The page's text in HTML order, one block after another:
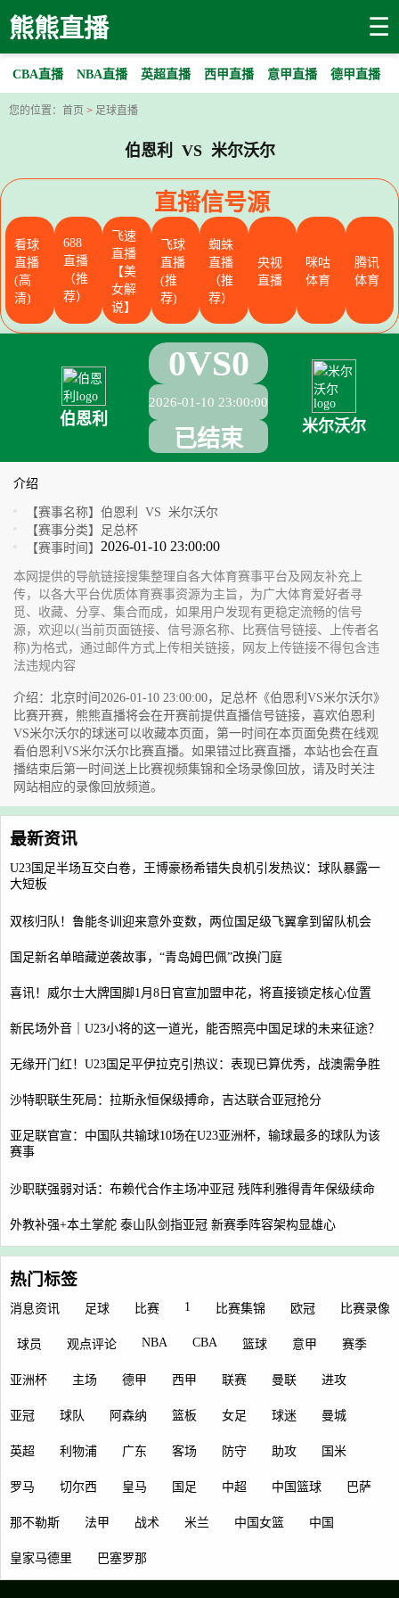
熊熊直播 ☰
CBA直播 NBA直播 英超直播 西甲直播 意甲直播 德甲直播
您的位置： 首页 > 足球直播
伯恩利 VS 米尔沃尔
直播信号源
看球
直播
(高
清)
688
直播
（推
荐）
飞速
直播
【美
女解
说】
飞球
直播
(推
荐)
蜘蛛
直播
（推
荐）
央视
直播
咪咕
体育
腾讯
体育
伯恩利
0VS0
2026-01-10 23:00:00
已结束 米尔沃尔
介绍
【赛事名称】 伯恩利 VS 米尔沃尔
【赛事分类】
足总杯
【赛事时间】 2026-01-10 23:00:00
本网提供的导航链接搜集整理自各大体育赛事平台及网友补充上
传，以各大平台优质体育赛事资源为主旨，为广大体育爱好者寻
觅、收藏、分享、集合而成，如果用户发现有更稳定流畅的信号
源，欢迎以(当前页面链接、信号源名称、比赛信号链接、上传者名
称)为格式，通过邮件方式上传相关链接，网友上传链接不得包含违
法违规内容
介绍：北京时间2026-01-10 23:00:00，足总杯《伯恩利VS米尔沃尔》
比赛开赛，熊熊直播将会在开赛前提供直播信号链接，喜欢伯恩利
VS米尔沃尔的球迷可以收藏本页面，第一时间在本页面免费在线观
看伯恩利VS米尔沃尔比赛直播。如果错过比赛直播，本站也会在直
播结束后第一时间送上比赛视频集锦和全场录像回放，请及时关注
网站相应的录像回放频道。
最新资讯
U23国足半场互交白卷，王博豪杨希错失良机引发热议：球队暴露一
大短板
双核归队！鲁能冬训迎来意外变数，两位国足级飞翼拿到留队机会
国足新名单暗藏逆袭故事，“青岛姆巴佩”改换门庭
喜讯！威尔士大牌国脚1月8日官宣加盟申花，将直接锁定核心位置
新民场外音｜U23小将的这一道光，能否照亮中国足球的未来征途？
无缘开门红！U23国足平伊拉克引热议：表现已算优秀，战澳需争胜
沙特职联生死局：拉斯永恒保级搏命，吉达联合亚冠抢分
亚足联官宣：中国队共输球10场在U23亚洲杯，输球最多的球队为该
赛事
沙职联强弱对话：布赖代合作主场冲亚冠 残阵利雅得青年保级续命
外教补强+本土掌舵 泰山队剑指亚冠 新赛季阵容架构显雄心
热门标签
消息资讯 足球 比赛 1 比赛集锦 欧冠 比赛录像
球员 观点评论 NBA CBA 篮球 意甲 赛季
亚洲杯 主场 德甲 西甲 联赛 曼联 进攻
亚冠 球队 阿森纳 篮板 女足 球迷 曼城
英超 利物浦 广东 客场 防守 助攻 国米
罗马 切尔西 皇马 国足 中超 中国篮球 巴萨
那不勒斯 法甲 战术 米兰 中国女篮 中国
皇家马德里 巴塞罗那